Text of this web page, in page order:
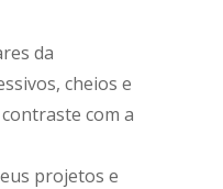
da
cheios e
com a
projetos e